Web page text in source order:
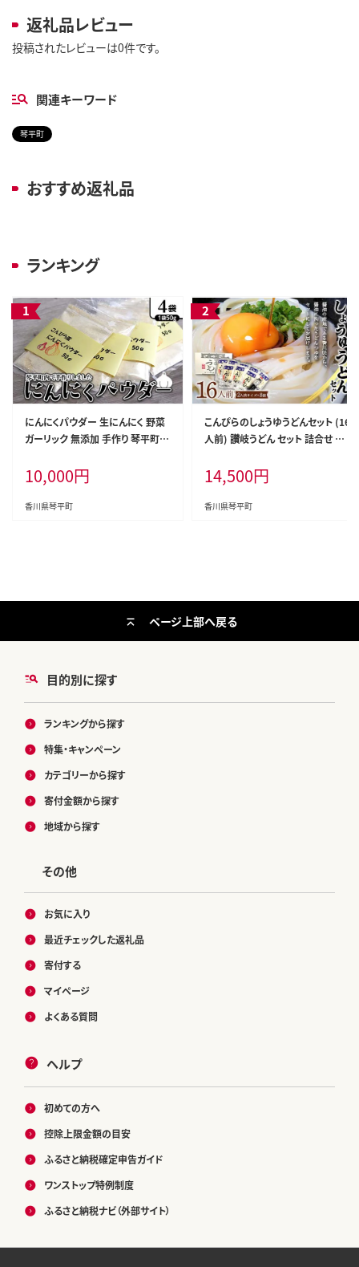
返礼品レビュー
投稿されたレビューは0件です。
関連キーワード
琴平町
おすすめ返礼品
ランキング
にんにくパウダー 生にんにく 野菜
ガーリック 無添加 手作り 琴平町 F
10,000円
香川県琴平町
こんぴらのしょうゆうどんセット (16
人前) 讃岐うどん セット 詰合せ 半
き しょうゆ つゆ 麺 うどんつゆ 食品
名産品 グルメ 四国 F5J-348
14,500円
香川県琴平町
目的別に探す
ランキングから探す
特集・キャンペーン
カテゴリーから探す
寄付金額から探す
地域から探す
その他
お気に入り
最近チェックした返礼品
寄付する
マイページ
よくある質問
ヘルプ
初めての方へ
控除上限金額の目安
ふるさと納税確定申告ガイド
ワンストップ特例制度
ふるさと納税ナビ（外部サイト）
ページ上部へ戻る